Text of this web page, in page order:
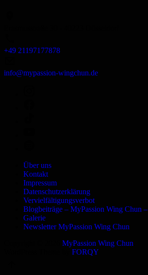
+49 21197177878
info@mypassion-wingchun.de
Über uns
Kontakt
Impressum
Datenschutzerklärung
Vervielfältigungsverbot
Blogbeiträge – MyPassion Wing Chun –
Galerie
Newsletter MyPassion Wing Chun
MyPassion Wing Chun
FORQY